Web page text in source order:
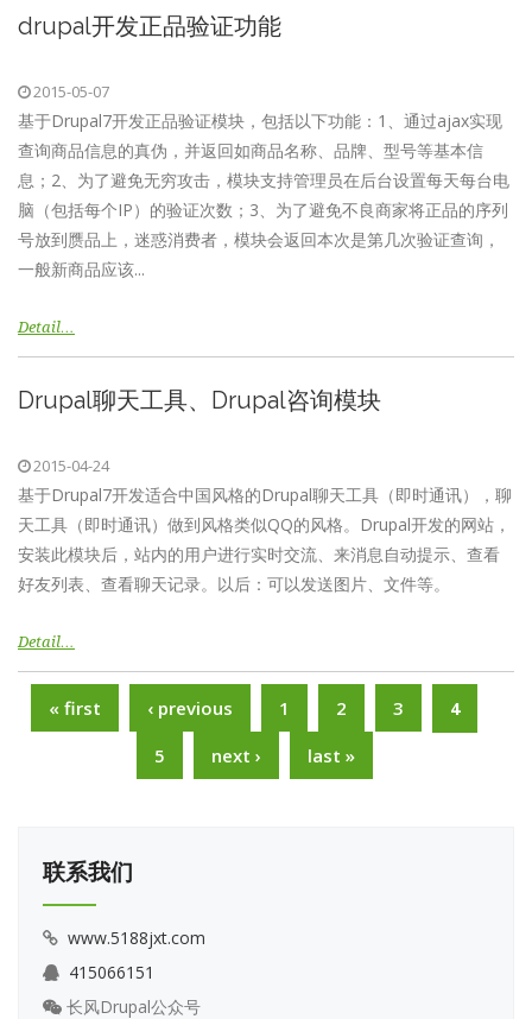
drupal开发正品验证功能
2015-05-07
基于Drupal7开发正品验证模块，包括以下功能：1、通过ajax实现
查询商品信息的真伪，并返回如商品名称、品牌、型号等基本信
息；2、为了避免无穷攻击，模块支持管理员在后台设置每天每台电
脑（包括每个IP）的验证次数；3、为了避免不良商家将正品的序列
号放到赝品上，迷惑消费者，模块会返回本次是第几次验证查询，
一般新商品应该...
Detail…
Drupal聊天工具、Drupal咨询模块
2015-04-24
基于Drupal7开发适合中国风格的Drupal聊天工具（即时通讯），聊
天工具（即时通讯）做到风格类似QQ的风格。Drupal开发的网站，
安装此模块后，​站内的用户进行实时交流、来消息自动提示、查看
好友列表、查看聊天记录。以后：可以发送图片、文件等。
Detail…
Pages
« first ‹ previous 1 2 3 4
5 next › last »
联系我们
www.5188jxt.com
415066151
长风Drupal公众号